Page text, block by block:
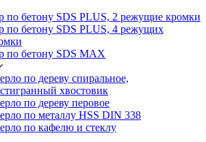
по бетону SDS PLUS, 2 режущие кромки
по бетону SDS PLUS, 4 режущих
по бетону SDS MAX
по дереву спиральное,
хвостовик
по дереву перовое
по металлу HSS DIN 338
по кафелю и стеклу